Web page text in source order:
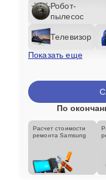
Робот-
пылесос
Телевизор
Показать еще
По
Расчет стоимости
ремонта Samsung